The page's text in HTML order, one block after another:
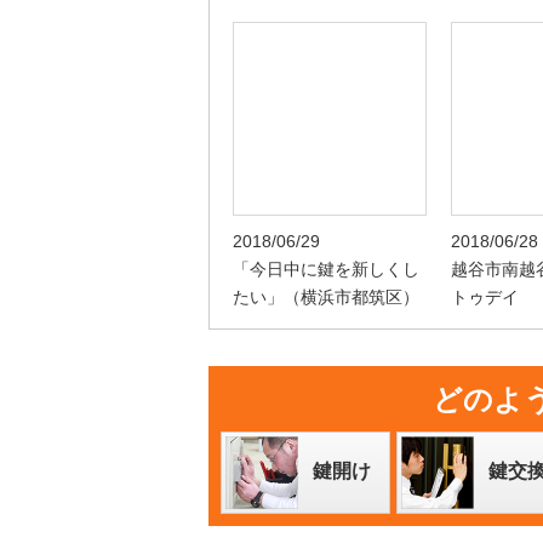
2018/06/29
「今日中に鍵を新しくし
たい」（横浜市都筑区）
2018/06/28
越谷市南
トゥデイ
どのよ
鍵開け 鍵交